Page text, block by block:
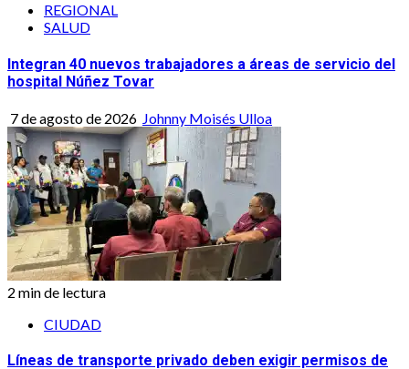
REGIONAL
SALUD
Integran 40 nuevos trabajadores a áreas de servicio del
hospital Núñez Tovar
7 de agosto de 2026 Johnny Moisés Ulloa
2 min de lectura
CIUDAD
Líneas de transporte privado deben exigir permisos de